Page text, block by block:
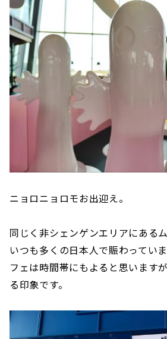
ニョロニョロモお出迎え。
同じく非シェンゲンエリアにある
いつも多くの日本人で賑わってい
フェは時間帯にもよると思います
る印象です。